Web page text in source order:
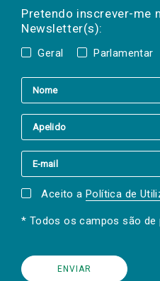
Pretendo inscrever-me
Newsletter(s):
Geral Parlamentar
a(s) newsletter(s).
mail
Aceito a Política de
* Todos os campos são de